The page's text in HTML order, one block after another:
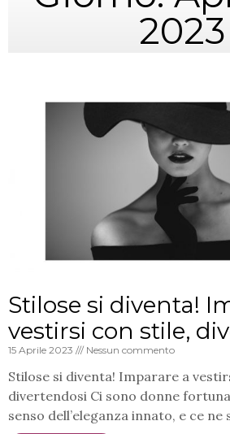
2023
Stilose si diventa!
vestirsi con stile,
15 Aprile 2023 Nessun commento
Stilose si diventa! Imparare a
divertendosi Ci sono donne
senso dell’eleganza innato, e ce